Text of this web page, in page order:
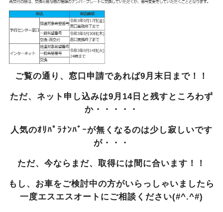
ご覧の通り、窓口申請であれば9月末日まで！！
ただ、ネット申し込みは9月14日と残すところわず
か・・・・・
人気のｵﾘﾊﾟﾗﾅﾝﾊﾞｰが無くなるのは少し寂しいです
が・・・
ただ、今ならまだ、取得には間に合います！！
もし、お車をご検討中の方がいらっしゃいましたら
一度エスエスオートにご相談ください(#^.^#)